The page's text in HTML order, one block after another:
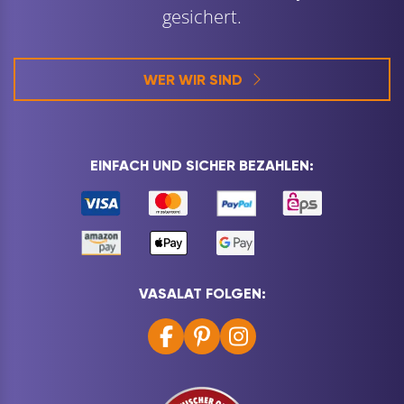
gesichert.
WER WIR SIND
EINFACH UND SICHER BEZAHLEN:
VASALAT FOLGEN: